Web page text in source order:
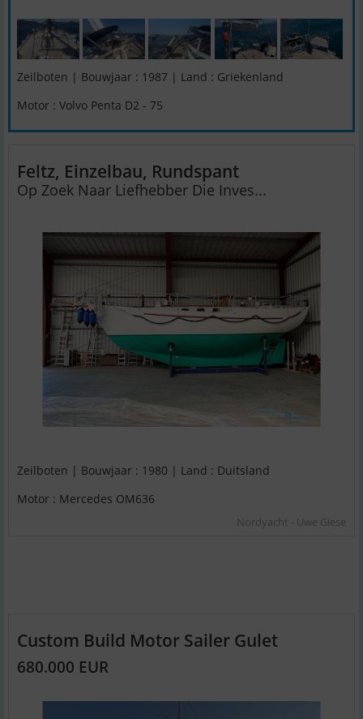
Zeilboten | Bouwjaar : 1987 | Land : Griekenland
Motor : Volvo Penta D2 - 75
Feltz, Einzelbau, Rundspant
Op Zoek Naar Liefhebber Die Inves...
Zeilboten | Bouwjaar : 1980 | Land : Duitsland
Motor : Mercedes OM636
Nordyacht - Uwe Giese
Custom Build Motor Sailer Gulet
680.000 EUR